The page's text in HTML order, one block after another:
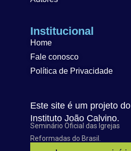
Institucional
Home
Fale conosco
Política de Privacidade
Este site é um projeto do
Instituto João Calvino.
Seminário Oficial das Igrejas
Reformadas do Brasil.